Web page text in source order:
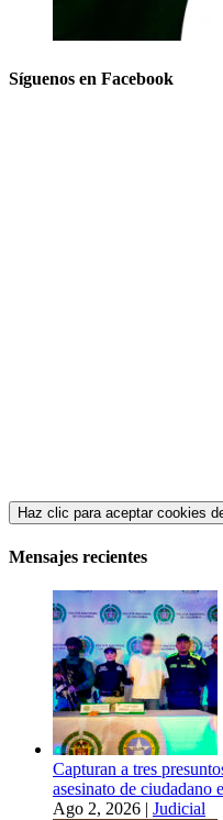
Síguenos en Facebook
Haz clic para aceptar cookies
Mensajes recientes
Capturan a tres
asesinato de ciudadano
Ago 2, 2026 | Judicial